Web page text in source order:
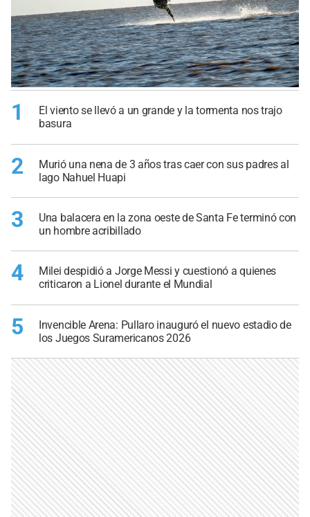
1
El viento se llevó a un grande y la tormenta nos trajo
basura
2
Murió una nena de 3 años tras caer con sus padres al
lago Nahuel Huapi
3
Una balacera en la zona oeste de Santa Fe terminó con
un hombre acribillado
4
Milei despidió a Jorge Messi y cuestionó a quienes
criticaron a Lionel durante el Mundial
5
Invencible Arena: Pullaro inauguró el nuevo estadio de
los Juegos Suramericanos 2026